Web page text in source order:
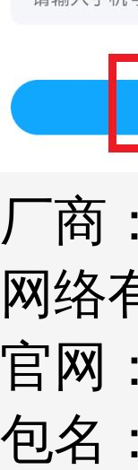
厂商：
网络
官网：
包名：